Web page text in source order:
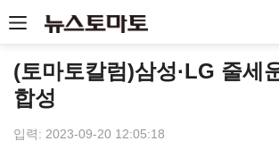
(토마토칼럼)삼성·LG 줄세
합성
입력: 2023-09-20 12:05:18